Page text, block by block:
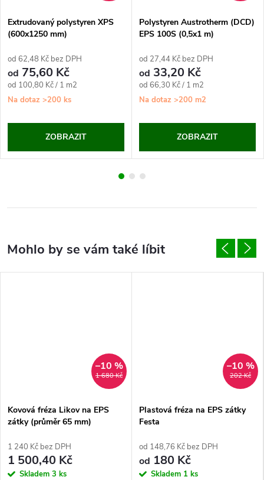
Extrudovaný polystyren XPS
(600x1250 mm)
od 62,48 Kč bez DPH
od 75,60 Kč
Měrná
cena:
od 100,80 Kč / 1 m2
Na dotaz >200 ks
ZOBRAZIT
Polystyren Austrotherm (DCD)
EPS 100S (0,5x1 m)
od 27,44 Kč bez DPH
od 33,20 Kč
Měrná
cena:
od 66,30 Kč / 1 m2
Na dotaz >200 m2
ZOBRAZIT
1 680 Kč
–10 %
Kovová fréza Likov na EPS
zátky (průměr 65 mm)
1 240 Kč bez DPH
1 500,40 Kč
Skladem 3 ks
202 Kč
–10 %
Plastová fréza na EPS zátky
Festa
od 148,76 Kč bez DPH
od 180 Kč
Skladem 1 ks